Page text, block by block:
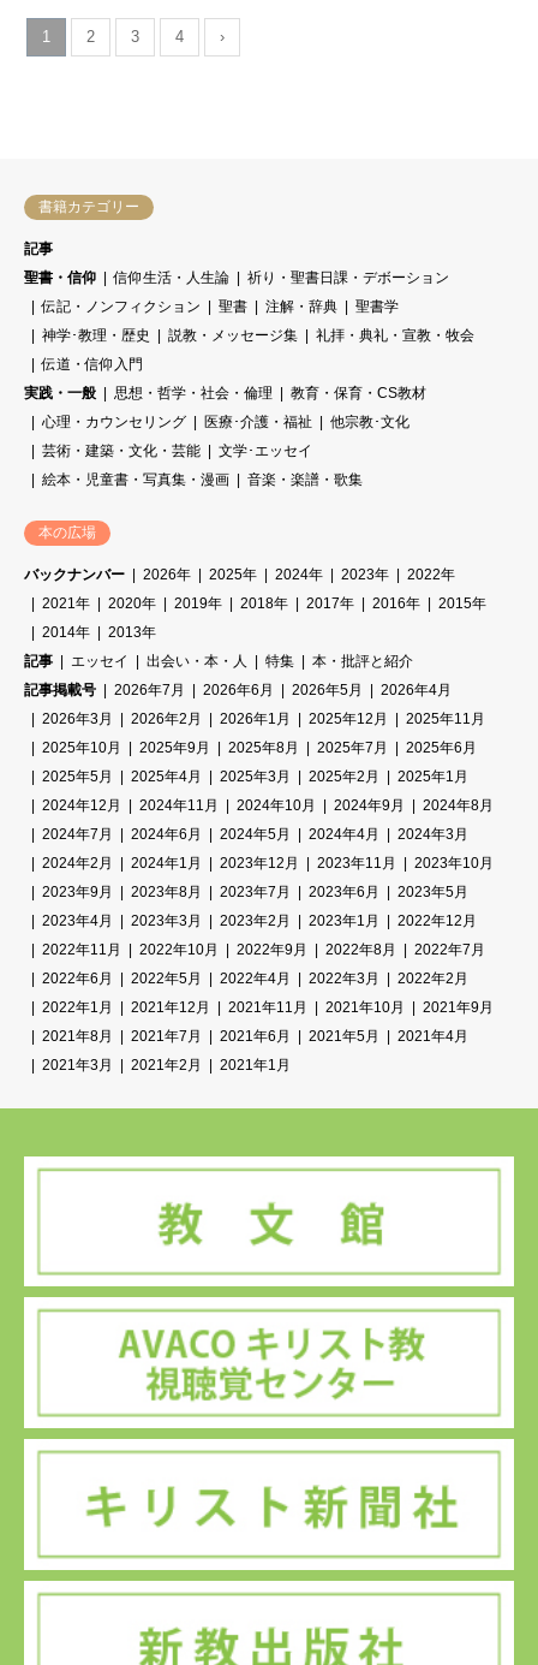
1 2 3 4 ›
書籍カテゴリー
記事
聖書・信仰
信仰生活・人生論
祈り・聖書日課・デボーション
伝記・ノンフィクション
聖書 注解・辞典
聖書学
神学･教理・歴史
説教・メッセージ集
礼拝・典礼・宣教・牧会
伝道・信仰入門
実践・一般
思想・哲学・社会・倫理
教育・保育・CS教材
心理・カウンセリング
医療･介護・福祉
他宗教･文化
芸術・建築・文化・芸能
文学･エッセイ
絵本・児童書・写真集・漫画
音楽・楽譜・歌集
本の広場
バックナンバー 2026年 2025年 2024年 2023年
2022年
2021年
2020年 2019年 2018年 2017年 2016年
2015年
2014年
2013年
記事
エッセイ 出会い・本・人 特集
本・批評と紹介
記事掲載号
2026年7月 2026年6月 2026年5月
2026年4月
2026年3月
2026年2月 2026年1月 2025年12月
2025年11月
2025年10月
2025年9月 2025年8月 2025年7月
2025年6月
2025年5月
2025年4月 2025年3月 2025年2月
2025年1月
2024年12月
2024年11月 2024年10月 2024年9月
2024年8月
2024年7月
2024年6月 2024年5月 2024年4月
2024年3月
2024年2月
2024年1月 2023年12月 2023年11月
2023年10月
2023年9月
2023年8月 2023年7月 2023年6月
2023年5月
2023年4月
2023年3月 2023年2月 2023年1月
2022年12月
2022年11月
2022年10月 2022年9月 2022年8月
2022年7月
2022年6月
2022年5月 2022年4月 2022年3月
2022年2月
2022年1月
2021年12月 2021年11月 2021年10月
2021年9月
2021年8月
2021年7月 2021年6月 2021年5月
2021年4月
2021年3月
2021年2月 2021年1月